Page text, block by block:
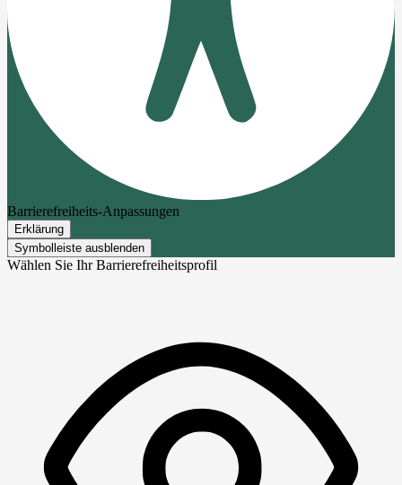
Barrierefreiheits-Anpassungen
Erklärung
Symbolleiste ausblenden
Wählen Sie Ihr Barrierefreiheitsprofil